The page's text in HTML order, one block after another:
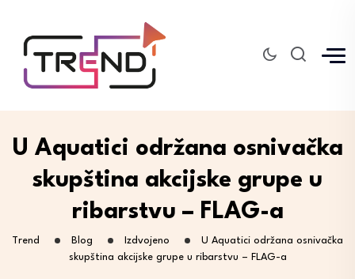
U Aquatici održana osnivačka
skupština akcijske grupe u
ribarstvu – FLAG-a
Trend Blog Izdvojeno
U Aquatici održana osnivačka
skupština akcijske grupe u ribarstvu – FLAG-a